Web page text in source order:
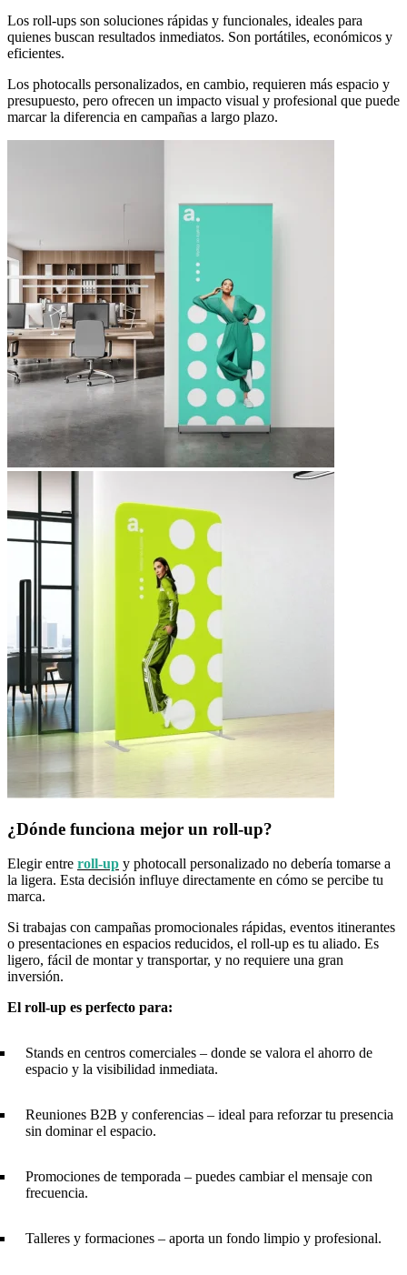
Los roll-ups son soluciones rápidas y funcionales, ideales para
quienes buscan resultados inmediatos. Son portátiles, económicos y
eficientes.
Los photocalls personalizados, en cambio, requieren más espacio y
presupuesto, pero ofrecen un impacto visual y profesional que puede
marcar la diferencia en campañas a largo plazo.
¿Dónde funciona mejor un roll-up?
Elegir entre roll-up y photocall personalizado no debería tomarse a
la ligera. Esta decisión influye directamente en cómo se percibe tu
marca.
Si trabajas con campañas promocionales rápidas, eventos itinerantes
o presentaciones en espacios reducidos, el roll-up es tu aliado. Es
ligero, fácil de montar y transportar, y no requiere una gran
inversión.
El roll-up es perfecto para:
Stands en centros comerciales – donde se valora el ahorro de
espacio y la visibilidad inmediata.
Reuniones B2B y conferencias – ideal para reforzar tu presencia
sin dominar el espacio.
Promociones de temporada – puedes cambiar el mensaje con
frecuencia.
Talleres y formaciones – aporta un fondo limpio y profesional.